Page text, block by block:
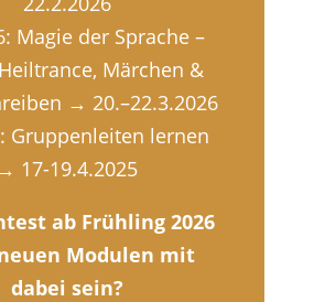
Magie der Sprache –
Märchen &
→ 20.–22.3.2026
Gruppenleiten lernen
→ 17-19.4.2025
ab Frühling 2026
Modulen mit
dabei sein?